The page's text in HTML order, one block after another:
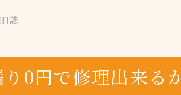
誌
0円で修理出来る